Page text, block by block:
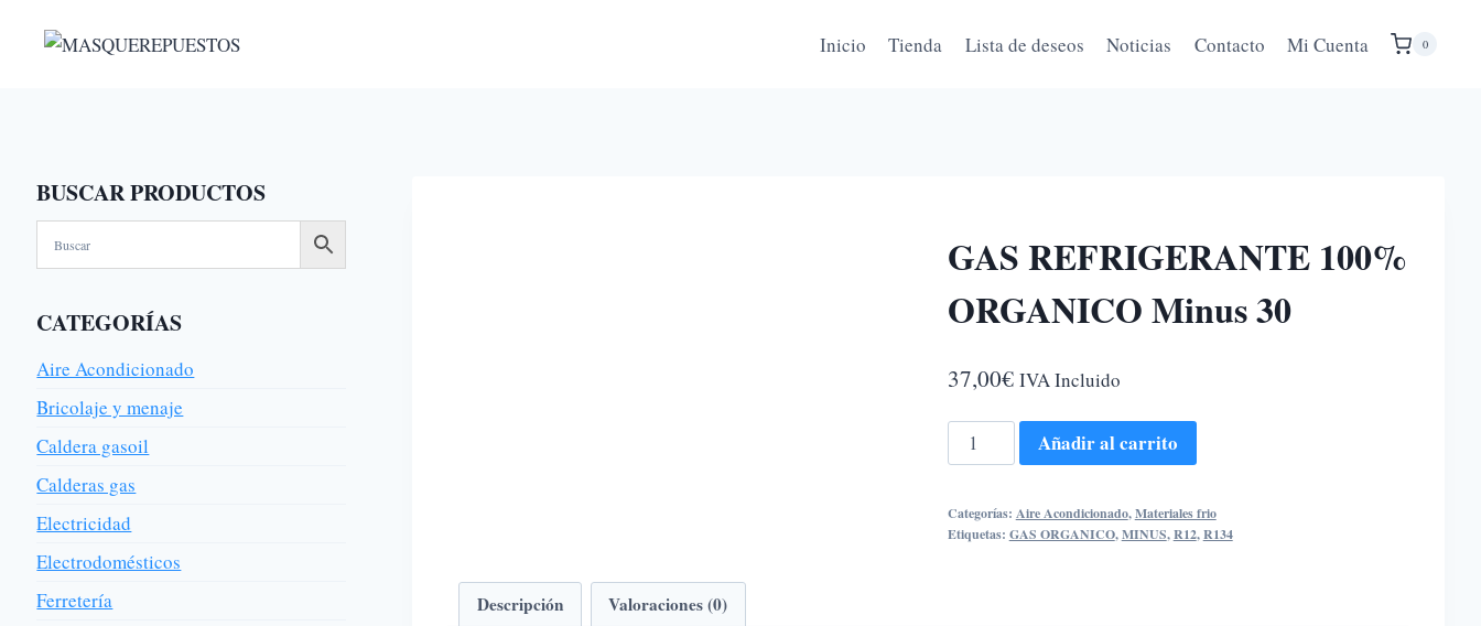
Inicio Tienda Lista de deseos Noticias Contacto Mi Cuenta 0
GAS REFRIGERANTE 100%
ORGANICO Minus 30
37,00€ IVA Incluido
GAS
REFRIGERANTE
ORGANICO
Añadir al carrito
Categorías: Aire Acondicionado,Materiales frio
Etiquetas: GAS ORGANICO,MINUS,R12,R134
Descripción Valoraciones (0)
BUSCAR PRODUCTOS
CATEGORÍAS
Aire Acondicionado
Bricolaje y menaje
Caldera gasoil
Calderas gas
Electricidad
Electrodomésticos
Ferretería